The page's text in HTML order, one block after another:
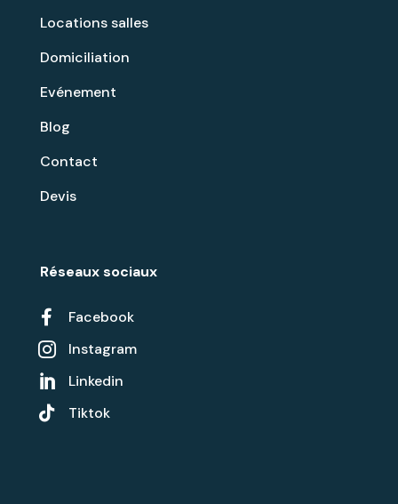
Réseaux sociaux
 Facebook
 Instagram

Linkedin

Tiktok
Locations salles
Domiciliation
Evénement
Blog
Contact
Devis